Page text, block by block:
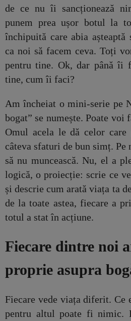
de ce nu îi sancționează
punem prea ușor botul la
închipuită care abia așteaptă
ca noi să facem ceva. Toți
pentru tine. Ok, dar până îi
tine, cum îi faci?
Am încheiat o mini-serie pe
bogat” se numește. Poate voi
Omul acela le dă celor care
câteva sfaturi de bun simț.
să nu muncească. Nu, el a
logică, o proiecție: scrie ce
și descrie cum arată viața ta
de la toate astea, fiecare a
totul a stat în acțiune.
Fiecare dintre noi
proprie asupra
Fiecare vede viața diferit. Ce
pentru altul poate fi nimic.